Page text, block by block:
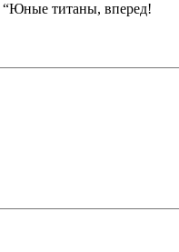
“Юные титаны, вперед!